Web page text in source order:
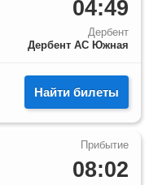
04:49
Дербент
Дербент АС Южная
Найти билеты
08:02